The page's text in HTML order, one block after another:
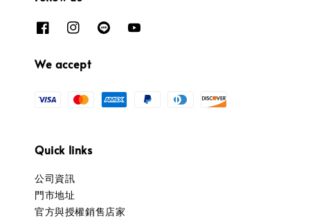
We accept
Quick links
公司資訊
門市地址
官方與授權銷售店家